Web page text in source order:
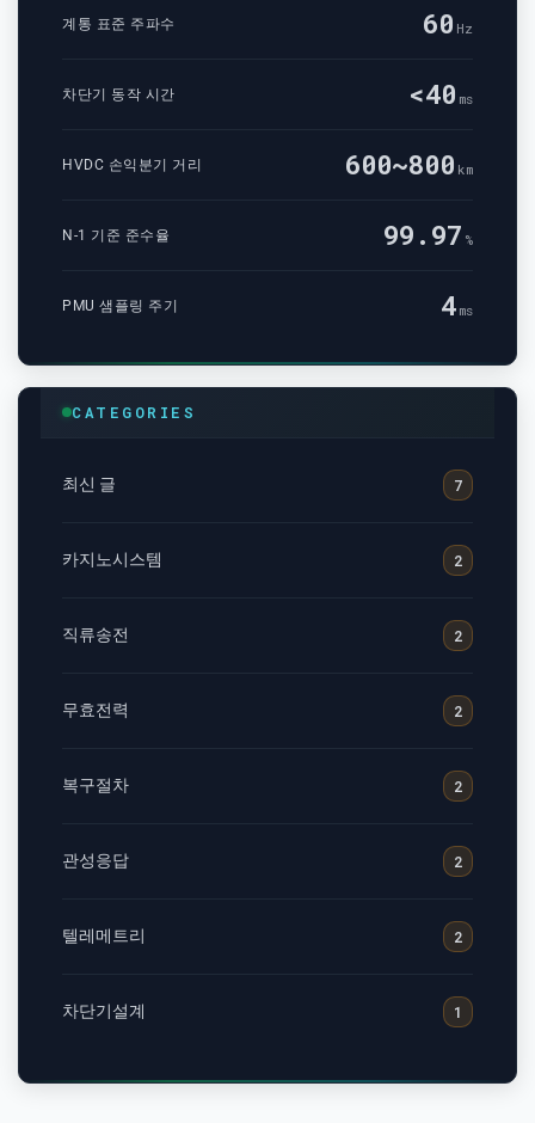
계통 표준 주파수 60 Hz
차단기 동작 시간 <40 ms
HVDC 손익분기 거리 600~800 km
N-1 기준 준수율 99.97 %
PMU 샘플링 주기 4 ms
CATEGORIES
최신 글 7
카지노시스템 2
직류송전 2
무효전력 2
복구절차 2
관성응답 2
텔레메트리 2
차단기설계 1